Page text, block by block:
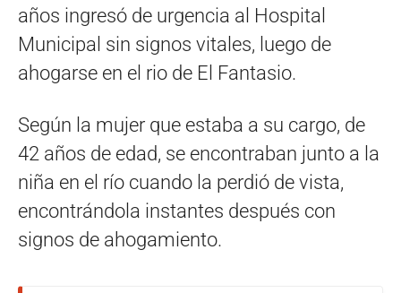
años ingresó de urgencia al Hospital
Municipal sin signos vitales, luego de
ahogarse en el rio de El Fantasio.
Según la mujer que estaba a su cargo, de
42 años de edad, se encontraban junto a la
niña en el río cuando la perdió de vista,
encontrándola instantes después con
signos de ahogamiento.